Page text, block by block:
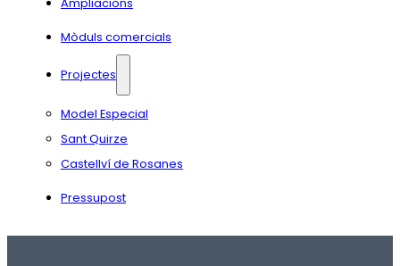
Mòduls comercials
Projectes
Model Especial
Sant Quirze
Castellví de Rosanes
Pressupost